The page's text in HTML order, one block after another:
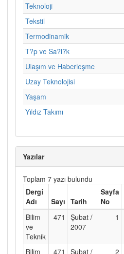
Teknoloji
Tekstil
Termodinamik
T?p ve Sa?l?k
Ulaşım ve Haberleşme
Uzay Teknolojisi
Yaşam
Yıldız Takımı
Yazılar
Toplam 7 yazı bulundu
Dergi
Adı
Sayı Tarih
Sayfa
No
Bilim
ve
Teknik
471
Şubat /
2007
1
Bilim
471
Şubat /
2